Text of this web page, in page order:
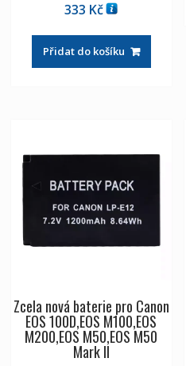
333 Kč
Přidat do košíku
Zcela nová baterie pro Canon
EOS 100D,EOS M100,EOS
M200,EOS M50,EOS M50
Mark II